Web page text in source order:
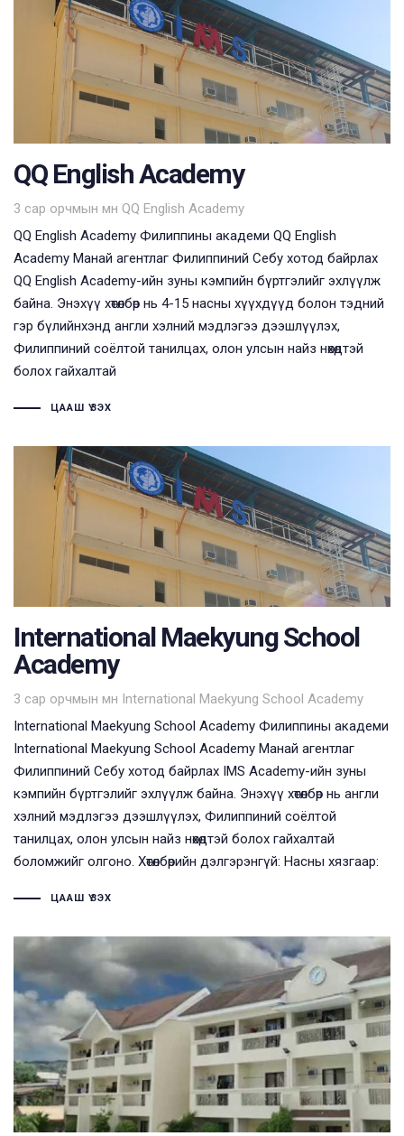
QQ English Academy
3 сар орчмын өмнө
Tags
QQ English Academy
QQ English Academy Филиппины академи QQ English
Academy Манай агентлаг Филиппиний Себу хотод байрлах
QQ English Academy-ийн зуны кэмпийн бүртгэлийг эхлүүлж
байна. Энэхүү хөтөлбөр нь 4-15 насны хүүхдүүд болон тэдний
гэр бүлийнхэнд англи хэлний мэдлэгээ дээшлүүлэх,
Филиппиний соёлтой танилцах, олон улсын найз нөхөдтэй
болох гайхалтай
ЦААШ ҮЗЭХ
International Maekyung School
Academy
3 сар орчмын өмнө
Tags
International Maekyung School Academy
International Maekyung School Academy Филиппины академи
International Maekyung School Academy ​Манай агентлаг
Филиппиний Себу хотод байрлах IMS Academy-ийн зуны
кэмпийн бүртгэлийг эхлүүлж байна. Энэхүү хөтөлбөр нь англи
хэлний мэдлэгээ дээшлүүлэх, Филиппиний соёлтой
танилцах, олон улсын найз нөхөдтэй болох гайхалтай
боломжийг олгоно. Хөтөлбөрийн дэлгэрэнгүй: Насны хязгаар:
ЦААШ ҮЗЭХ